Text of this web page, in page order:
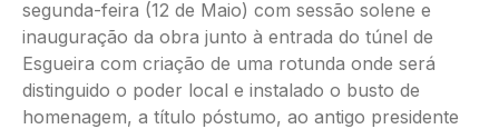
segunda-feira (12 de Maio) com sessão solene e
inauguração da obra junto à entrada do túnel de
Esgueira com criação de uma rotunda onde será
distinguido o poder local e instalado o busto de
homenagem, a título póstumo, ao antigo presidente